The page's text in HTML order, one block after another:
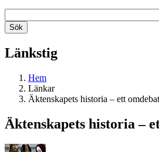
Länkstig
Hem
Länkar
Äktenskapets historia – ett
Äktenskapets historia –